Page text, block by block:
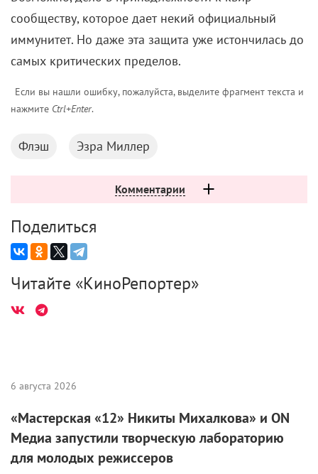
сообществу, которое дает некий официальный
иммунитет. Но даже эта защита уже истончилась до
самых критических пределов.
Если вы нашли ошибку, пожалуйста, выделите фрагмент текста и
нажмите Ctrl+Enter.
Флэш Эзра Миллер
Комментарии
Поделиться
Читайте «КиноРепортер»